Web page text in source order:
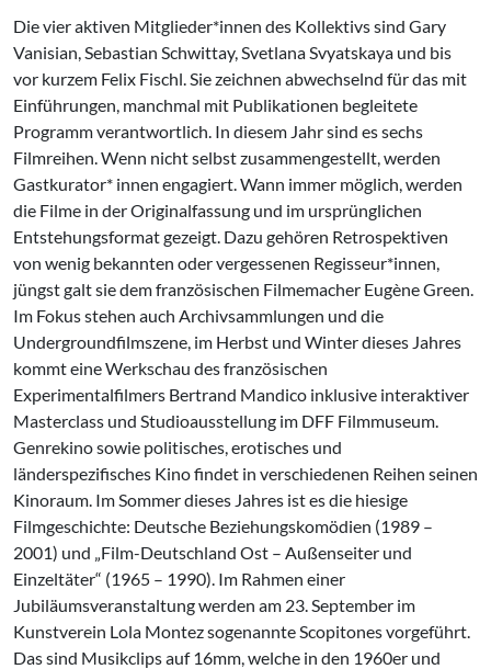
Die vier aktiven Mitglieder*innen des Kollektivs sind Gary
Vanisian, Sebastian Schwittay, Svetlana Svyatskaya und bis
vor kurzem Felix Fischl. Sie zeichnen abwechselnd für das mit
Einführungen, manchmal mit Publikationen begleitete
Programm verantwortlich. In diesem Jahr sind es sechs
Filmreihen. Wenn nicht selbst zusammengestellt, werden
Gastkurator* innen engagiert. Wann immer möglich, werden
die Filme in der Originalfassung und im ursprünglichen
Entstehungsformat gezeigt. Dazu gehören Retrospektiven
von wenig bekannten oder vergessenen Regisseur*innen,
jüngst galt sie dem französischen Filmemacher Eugène Green.
Im Fokus stehen auch Archivsammlungen und die
Undergroundfilmszene, im Herbst und Winter dieses Jahres
kommt eine Werkschau des französischen
Experimentalfilmers Bertrand Mandico inklusive interaktiver
Masterclass und Studioausstellung im DFF Filmmuseum.
Genrekino sowie politisches, erotisches und
länderspezifisches Kino findet in verschiedenen Reihen seinen
Kinoraum. Im Sommer dieses Jahres ist es die hiesige
Filmgeschichte: Deutsche Beziehungskomödien (1989 –
2001) und „Film-Deutschland Ost – Außenseiter und
Einzeltäter“ (1965 – 1990). Im Rahmen einer
Jubiläumsveranstaltung werden am 23. September im
Kunstverein Lola Montez sogenannte Scopitones vorgeführt.
Das sind Musikclips auf 16mm, welche in den 1960er und